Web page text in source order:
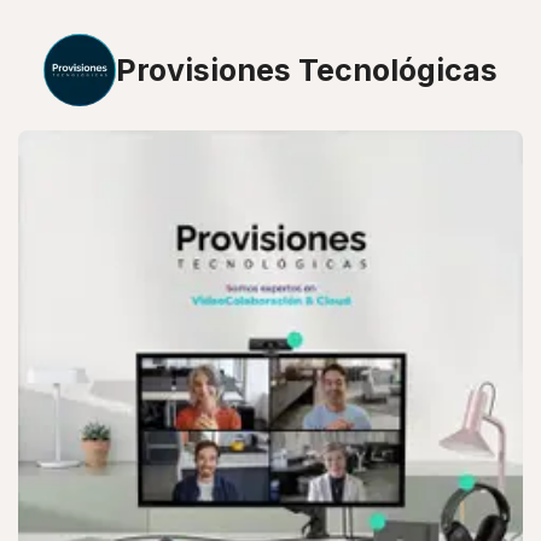
Provisiones Tecnológicas